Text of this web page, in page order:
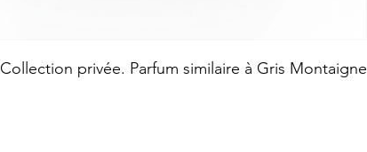
Collection privée. Parfum similaire à Gris Montaigne